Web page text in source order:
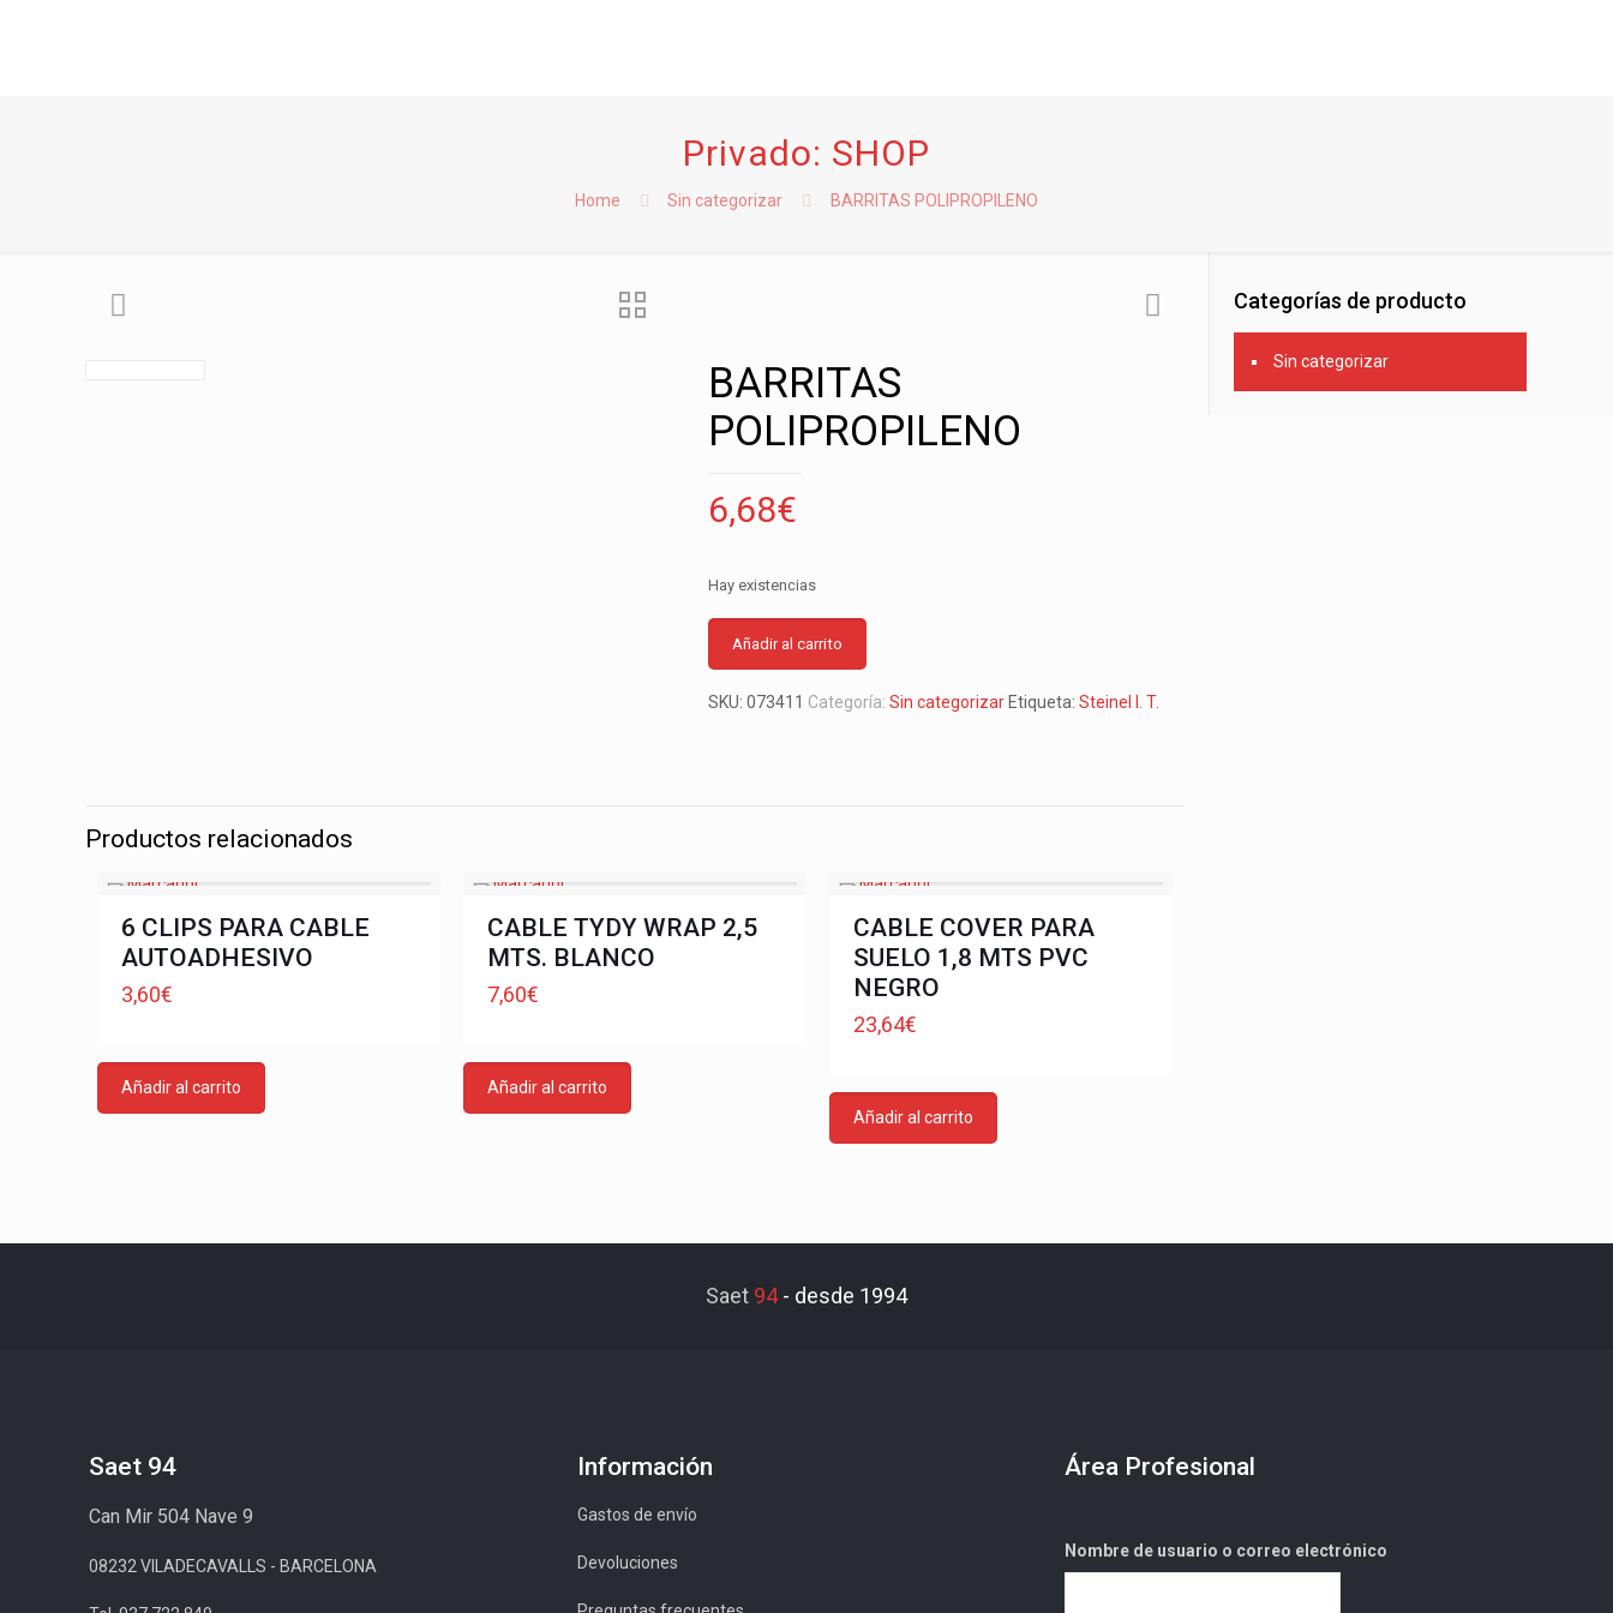
Privado: SHOP
Home Sin categorizar BARRITAS POLIPROPILENO
BARRITAS
POLIPROPILENO
6,68€
Hay existencias
Añadir al carrito
SKU:073411 Categoría:Sin categorizar Etiqueta:Steinel I. T.
Productos relacionados
6 CLIPS PARA CABLE
AUTOADHESIVO
3,60€
Añadir al carrito
CABLE TYDY WRAP 2,5
MTS. BLANCO
7,60€
Añadir al carrito
CABLE COVER PARA
SUELO 1,8 MTS PVC
NEGRO
23,64€
Añadir al carrito
Categorías de producto
Sin categorizar
Saet 94- desde 1994
Saet 94
Can Mir 504 Nave 9
08232 VILADECAVALLS - BARCELONA
Información
Gastos de envío
Devoluciones
Área Profesional
Nombre de usuario o correo electrónico